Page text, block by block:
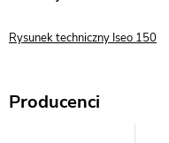
Rysunek techniczny Iseo 150
Producenci